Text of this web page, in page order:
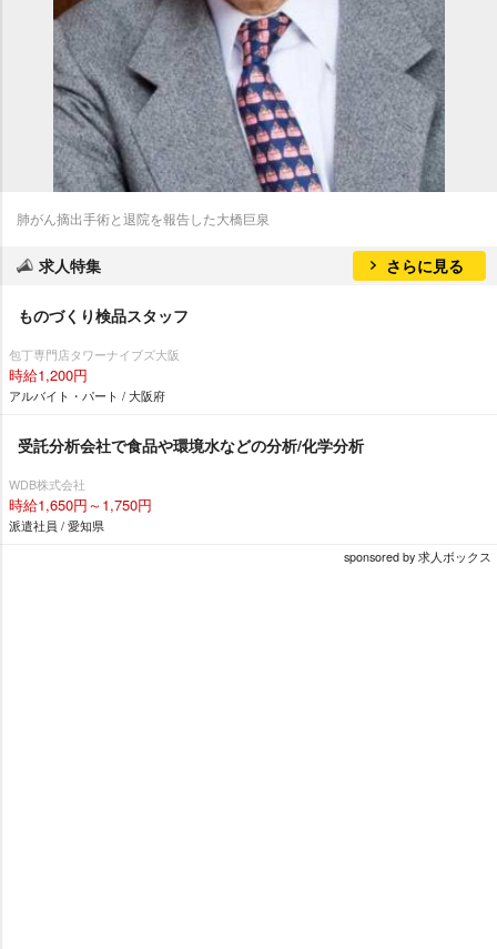
肺がん摘出手術と退院を報告した大橋巨泉
求人特集 さらに見る
ものづくり検品スタッフ
包丁専門店タワーナイブズ大阪
時給1,200円
アルバイト・パート / 大阪府
受託分析会社で食品や環境水などの分析/化学分析
WDB株式会社
時給1,650円～1,750円
派遣社員 / 愛知県
sponsored by 求人ボックス